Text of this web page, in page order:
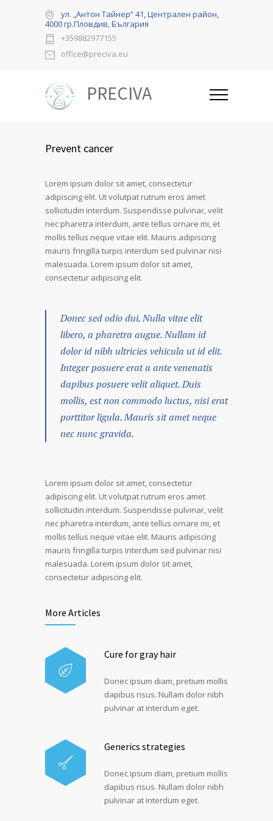
ул. „Антон Тайнер“ 41, Централен район,
4000 гр.Пловдив, България
+359882977155
office@preciva.eu
PRECIVA
Prevent cancer
Lorem ipsum dolor sit amet, consectetur
adipiscing elit. Ut volutpat rutrum eros amet
sollicitudin interdum. Suspendisse pulvinar, velit
nec pharetra interdum, ante tellus ornare mi, et
mollis tellus neque vitae elit. Mauris adipiscing
mauris fringilla turpis interdum sed pulvinar nisi
malesuada. Lorem ipsum dolor sit amet,
consectetur adipiscing elit.
Donec sed odio dui. Nulla vitae elit
libero, a pharetra augue. Nullam id
dolor id nibh ultricies vehicula ut id elit.
Integer posuere erat a ante venenatis
dapibus posuere velit aliquet. Duis
mollis, est non commodo luctus, nisi erat
porttitor ligula. Mauris sit amet neque
nec nunc gravida.
Lorem ipsum dolor sit amet, consectetur
adipiscing elit. Ut volutpat rutrum eros amet
sollicitudin interdum. Suspendisse pulvinar, velit
nec pharetra interdum, ante tellus ornare mi, et
mollis tellus neque vitae elit. Mauris adipiscing
mauris fringilla turpis interdum sed pulvinar nisi
malesuada. Lorem ipsum dolor sit amet,
consectetur adipiscing elit.
More Articles
Cure for gray hair
Donec ipsum diam, pretium mollis
dapibus risus. Nullam dolor nibh
pulvinar at interdum eget.
Generics strategies
Donec ipsum diam, pretium mollis
dapibus risus. Nullam dolor nibh
pulvinar at interdum eget.